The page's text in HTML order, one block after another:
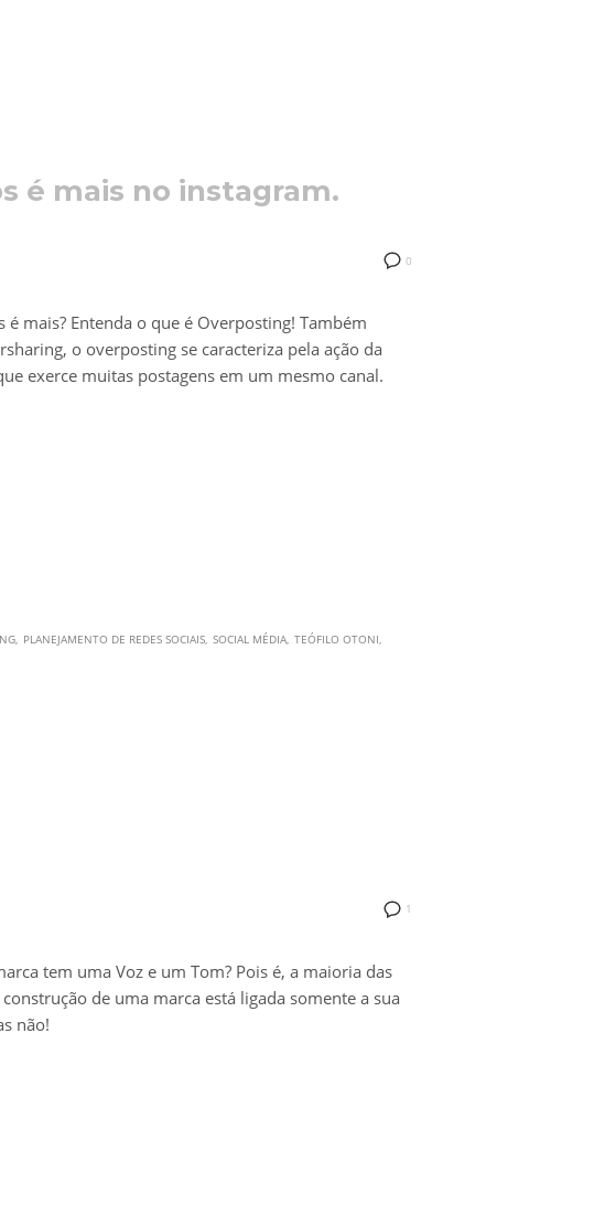
é mais no instagram.
0
é mais? Entenda o que é Overposting! Também
o overposting se caracteriza pela ação da
exerce muitas postagens em um mesmo canal.
PLANEJAMENTO DE REDES SOCIAIS SOCIAL MÉDIA TEÓFILO OTONI
1
tem uma Voz e um Tom? Pois é, a maioria das
de uma marca está ligada somente a sua
não!